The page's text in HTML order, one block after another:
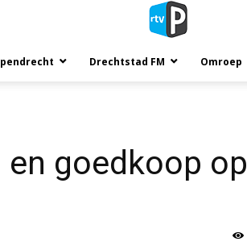
Drechtstad FM Omroep
goedkoop op